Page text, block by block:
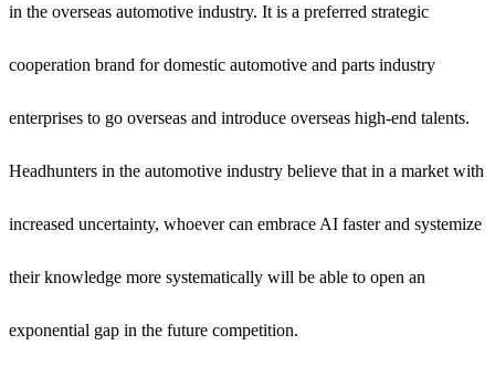
in the overseas automotive industry. It is a preferred strategic
cooperation brand for domestic automotive and parts industry
enterprises to go overseas and introduce overseas high-end talents.
Headhunters in the automotive industry believe that in a market with
increased uncertainty, whoever can embrace AI faster and systemize
their knowledge more systematically will be able to open an
exponential gap in the future competition.